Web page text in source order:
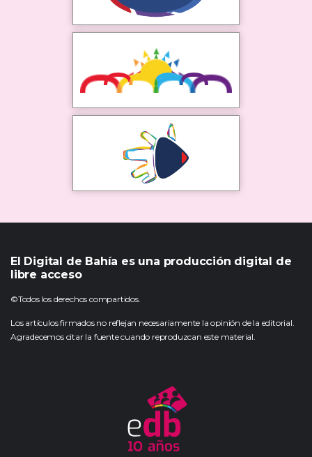
El Digital de Bahía es una producción digital de
libre acceso
©Todos los derechos compartidos.
Los artículos firmados no reflejan necesariamente la opinión de la editorial.
Agradecemos citar la fuente cuando reproduzcan este material.